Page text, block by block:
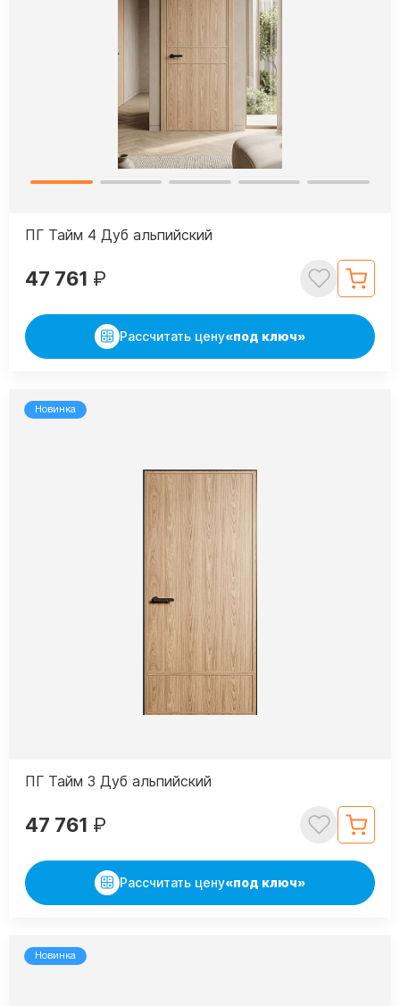
ПГ Тайм 4 Дуб альпийский
47 761 ₽
Рассчитать цену«под ключ»
Новинка
ПГ Тайм 3 Дуб альпийский
47 761 ₽
Рассчитать цену«под ключ»
Новинка